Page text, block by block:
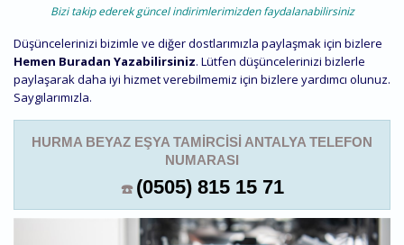
Bizi takip ederek güncel indirimlerimizden faydalanabilirsiniz
Düşüncelerinizi bizimle ve diğer dostlarımızla paylaşmak için bizlere
Hemen Buradan Yazabilirsiniz. Lütfen düşüncelerinizi bizlerle
paylaşarak daha iyi hizmet verebilmemiz için bizlere yardımcı olunuz.
Saygılarımızla.
HURMA BEYAZ EŞYA TAMIRCISI ANTALYA TELEFON
NUMARASI
☎️ (0505) 815 15 71